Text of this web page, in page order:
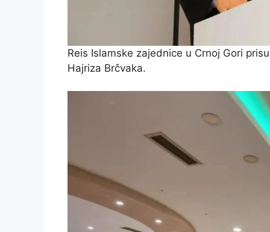
Reis Islamske zajednice u Crnoj Gori
Hajriza Brčvaka.